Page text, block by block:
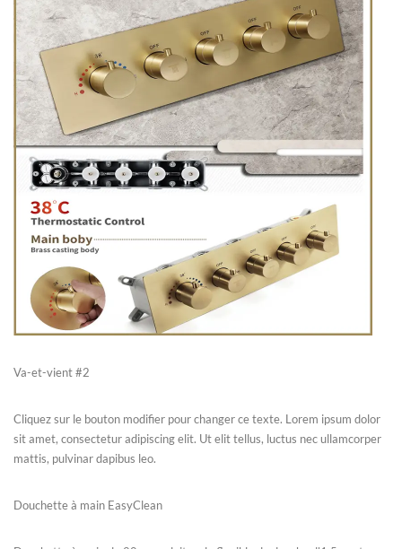
Va-et-vient #2
Cliquez sur le bouton modifier pour changer ce texte. Lorem ipsum dolor
sit amet, consectetur adipiscing elit. Ut elit tellus, luctus nec ullamcorper
mattis, pulvinar dapibus leo.
Douchette à main EasyClean